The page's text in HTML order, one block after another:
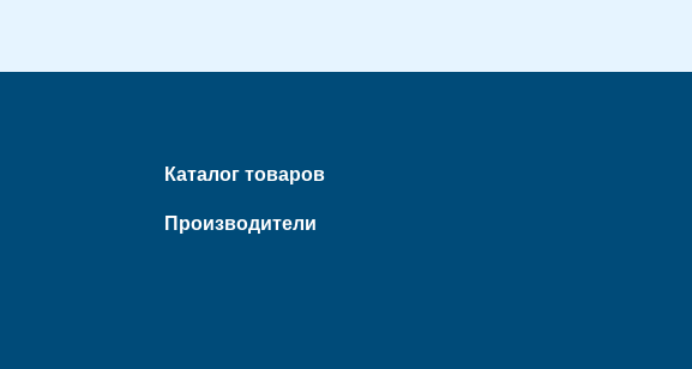
Каталог товаров
Производители